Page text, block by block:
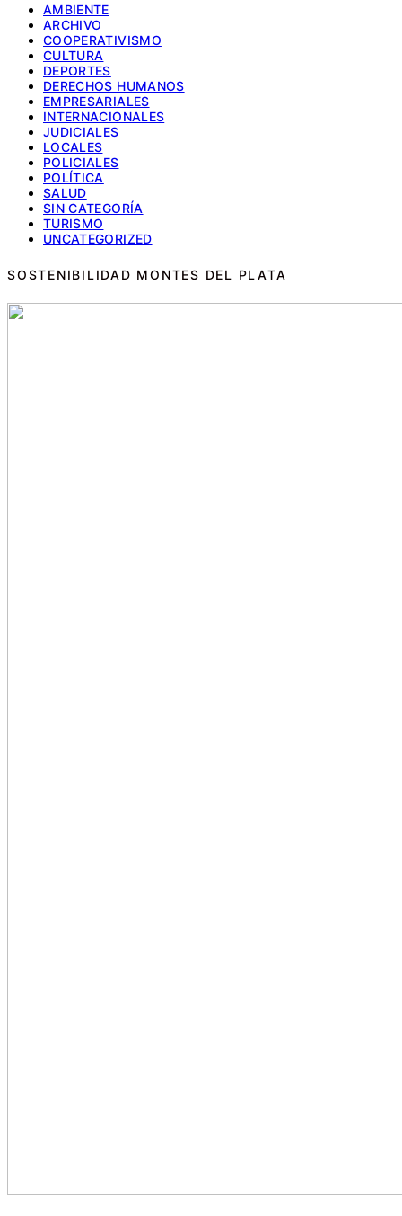
AMBIENTE
ARCHIVO
COOPERATIVISMO
CULTURA
DEPORTES
DERECHOS HUMANOS
EMPRESARIALES
INTERNACIONALES
JUDICIALES
LOCALES
POLICIALES
POLÍTICA
SALUD
SIN CATEGORÍA
TURISMO
UNCATEGORIZED
SOSTENIBILIDAD MONTES DEL PLATA